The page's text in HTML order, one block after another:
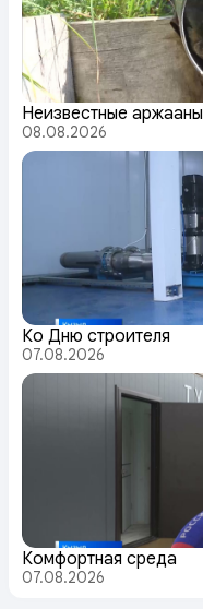
Неизвестные аржааны
08.08.2026
Ко Дню строителя
07.08.2026
Комфортная среда
07.08.2026